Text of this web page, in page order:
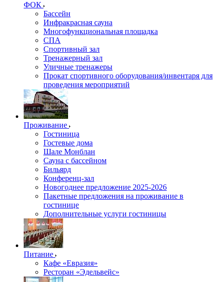
ФОК
Бассейн
Инфракрасная сауна
Многофункциональная площадка
СПА
Спортивный зал
Тренажерный зал
Уличные тренажеры
Прокат спортивного оборудования/инвентаря для
проведения мероприятий
Проживание
Гостиница
Гостевые дома
Шале Монблан
Сауна с бассейном
Бильярд
Конференц-зал
Новогоднее предложение 2025-2026
Пакетные предложения на проживание в
гостинице
Дополнительные услуги гостиницы
Питание
Кафе «Евразия»
Ресторан «Эдельвейс»